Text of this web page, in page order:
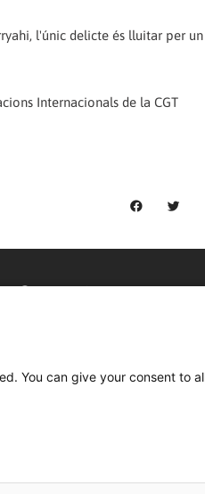
l'únic delicte és lluitar per
Internacionals de la CGT
You can give your consent to